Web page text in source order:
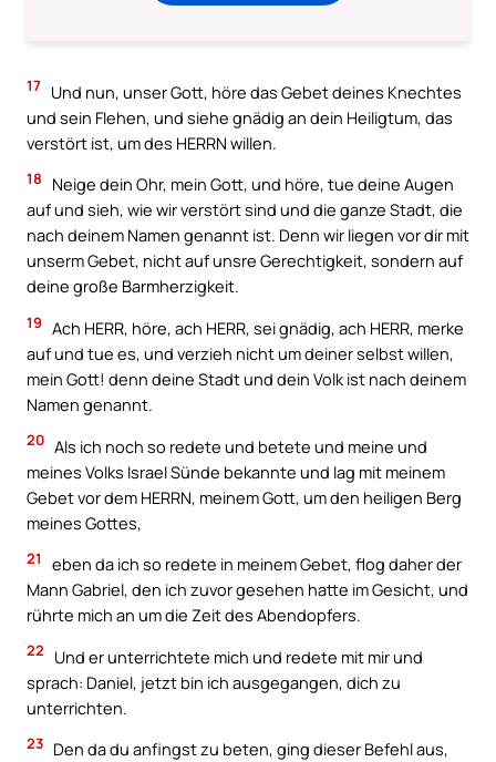
17 Und nun, unser Gott, höre das Gebet deines Knechtes
und sein Flehen, und siehe gnädig an dein Heiligtum, das
verstört ist, um des HERRN willen.
18
Neige dein Ohr, mein Gott, und höre, tue deine Augen
auf und sieh, wie wir verstört sind und die ganze Stadt, die
nach deinem Namen genannt ist. Denn wir liegen vor dir mit
unserm Gebet, nicht auf unsre Gerechtigkeit, sondern auf
deine große Barmherzigkeit.
19 Ach HERR, höre, ach HERR, sei gnädig, ach HERR, merke
auf und tue es, und verzieh nicht um deiner selbst willen,
mein Gott! denn deine Stadt und dein Volk ist nach deinem
Namen genannt.
20 Als ich noch so redete und betete und meine und
meines Volks Israel Sünde bekannte und lag mit meinem
Gebet vor dem HERRN, meinem Gott, um den heiligen Berg
meines Gottes,
21
eben da ich so redete in meinem Gebet, flog daher der
Mann Gabriel, den ich zuvor gesehen hatte im Gesicht, und
rührte mich an um die Zeit des Abendopfers.
22
Und er unterrichtete mich und redete mit mir und
sprach: Daniel, jetzt bin ich ausgegangen, dich zu
unterrichten.
23 Den da du anfingst zu beten, ging dieser Befehl aus,